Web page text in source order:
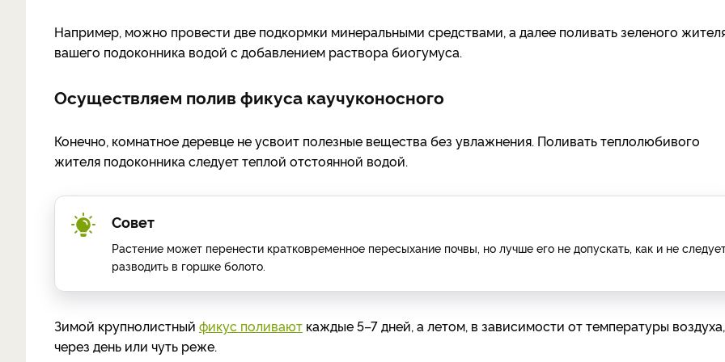
Например, можно провести две подкормки минеральными средствами, а далее поливать зеленого
вашего подоконника водой с добавлением раствора биогумуса.
Осуществляем полив фикуса каучуконосного
Конечно, комнатное деревце не усвоит полезные вещества без увлажнения. Поливать теплолюбивого
жителя подоконника следует теплой отстоянной водой.
Совет
Растение может перенести кратковременное пересыхание почвы, но лучше его не допускать, как и не
разводить в горшке болото.
Зимой крупнолистный фикус поливают каждые 5–7 дней, а летом, в зависимости от температуры воздуха,
через день или чуть реже.